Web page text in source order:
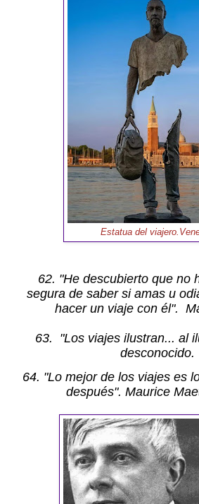
Estatua del
62. "He descubierto que no
segura de saber si amas u
hacer un viaje con él".
63.
"Los viajes ilustran... al
desconocido.
64. "Lo mejor de los viajes es
después". Maurice